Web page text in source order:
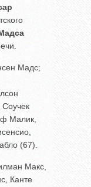
Мадс;
Малик,
(67).
Макс,
Канте